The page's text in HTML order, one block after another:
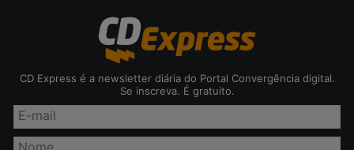
CD Express é a newsletter diária do Portal Convergência digital.
Se inscreva. É gratuito.